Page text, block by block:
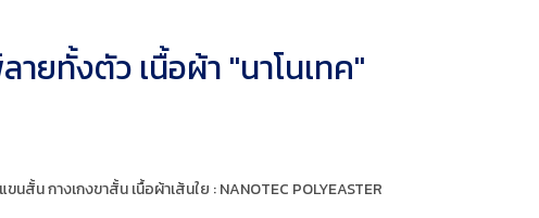
ยทั้งตัว เนื้อผ้า "นาโนเทค"
น กางเกงขาสั้น เนื้อผ้าเส้นใย : NANOTEC POLYEASTER